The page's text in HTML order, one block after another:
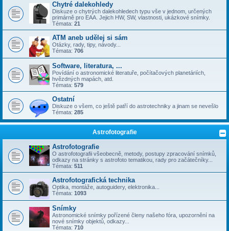
Chytré dalekohledy
Diskuze o chytrých dalekohledech typu vše v jednom, určených
primárně pro EAA. Jejich HW, SW, vlastnosti, ukázkové snímky.
Témata: 21
ATM aneb udělej si sám
Otázky, rady, tipy, návody...
Témata: 706
Software, literatura, ...
Povídání o astronomické literatuře, počítačových planetáriích,
hvězdných mapách, atd.
Témata: 579
Ostatní
Diskuze o všem, co ještě patří do astrotechniky a jinam se nevešlo
Témata: 285
Astrofotografie
Astrofotografie
O astrofotografii všeobecně, metody, postupy zpracování snímků,
odkazy na stránky s astrofoto tematikou, rady pro začátečníky...
Témata: 511
Astrofotografická technika
Optika, montáže, autoguidery, elektronika...
Témata: 1093
Snímky
Astronomické snímky pořízené členy našeho fóra, upozornění na
nové snímky objektů, odkazy...
Témata: 710